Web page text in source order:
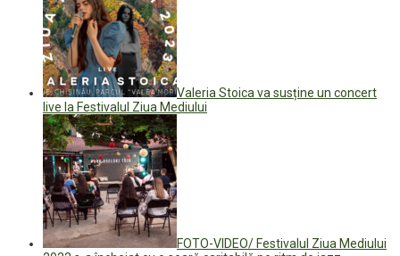
Valeria Stoica va susține un concert
live la Festivalul Ziua Mediului
FOTO-VIDEO/ Festivalul Ziua Mediului